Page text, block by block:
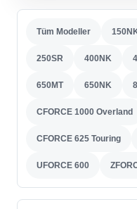
Tüm Modeller
250SR 400NK
650MT 650NK
CFORCE 1000 Overland
CFORCE 625 Touring
UFORCE 600